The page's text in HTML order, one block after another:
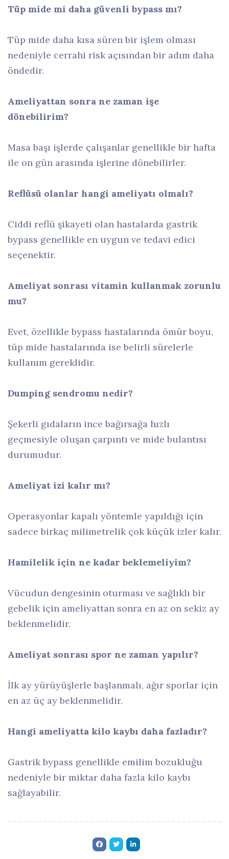
Tüp mide mi daha güvenli bypass mı?
Tüp mide daha kısa süren bir işlem olması
nedeniyle cerrahi risk açısından bir adım daha
öndedir.
Ameliyattan sonra ne zaman işe
dönebilirim?
Masa başı işlerde çalışanlar genellikle bir hafta
ile on gün arasında işlerine dönebilirler.
Reflüsü olanlar hangi ameliyatı olmalı?
Ciddi reflü şikayeti olan hastalarda gastrik
bypass genellikle en uygun ve tedavi edici
seçenektir.
Ameliyat sonrası vitamin kullanmak zorunlu
mu?
Evet, özellikle bypass hastalarında ömür boyu,
tüp mide hastalarında ise belirli sürelerle
kullanım gereklidir.
Dumping sendromu nedir?
Şekerli gıdaların ince bağırsağa hızlı
geçmesiyle oluşan çarpıntı ve mide bulantısı
durumudur.
Ameliyat izi kalır mı?
Operasyonlar kapalı yöntemle yapıldığı için
sadece birkaç milimetrelik çok küçük izler kalır.
Hamilelik için ne kadar beklemeliyim?
Vücudun dengesinin oturması ve sağlıklı bir
gebelik için ameliyattan sonra en az on sekiz ay
beklenmelidir.
Ameliyat sonrası spor ne zaman yapılır?
İlk ay yürüyüşlerle başlanmalı, ağır sporlar için
en az üç ay beklenmelidir.
Hangi ameliyatta kilo kaybı daha fazladır?
Gastrik bypass genellikle emilim bozukluğu
nedeniyle bir miktar daha fazla kilo kaybı
sağlayabilir.